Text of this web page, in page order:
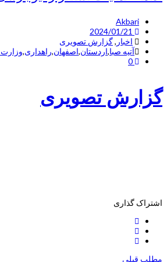
Akbari
اخبار ,گزارش تصویری
آتیه صبا,اردستان,اصفهان,راهداری,وزارت
گزارش تصویری
اشتراک گذاری
مطلب قبلی